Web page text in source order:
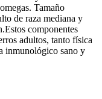
Tamaño
de raza mediana y
componentes
adultos, tanto física
inmunológico sano y